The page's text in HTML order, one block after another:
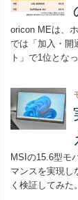
oricon MEは、
では「加入・開
ト」で1位となっ
MSIの15.6型モ
マンスを実現し
く検証してみた。